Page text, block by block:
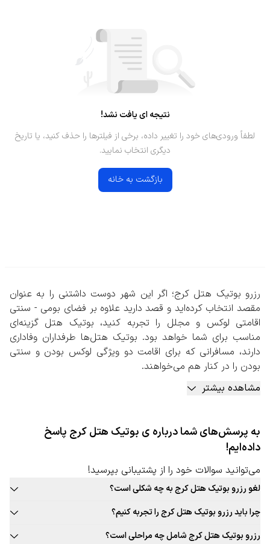
نتیجه ای یافت نشد!
لطفاً ورودی‌های خود را تغییر داده، برخی از فیلترها را حذف کنید، یا تاریخ
دیگری انتخاب نمایید.
بازگشت به خانه
رزرو بوتیک هتل کرج؛ اگر این شهر دوست داشتنی را به عنوان
مقصد انتخاب کرده‌اید و قصد دارید علاوه بر فضای بومی - سنتی
اقامتی لوکس و مجلل را تجربه کنید، بوتیک هتل گزینه‌ای
مناسب برای شما خواهد بود. بوتیک هتل‌ها طرفداران وفاداری
دارند، مسافرانی که برای اقامت دو ویژگی لوکس بودن و سنتی
بودن را در کنار هم می‌خواهند.
با رزرو بوتیک هتل کرج، می توانید از امکاناتی مانند استفاده از
رستوران‌های مجلل با غذاهای سنتی این شهر، اتاق‌هایی لوکس با
خوراکی سنتی و… بهره‌مند شوید. اقامت در بوتیک هتل‌ها
تجربه‌ای نو و جذاب خواهد بود، تجربه‌ای که اقامت در هتل‌های
لوکس را با فضایی سنتی ارائه می‌دهد.
رزرو بوتیک هتل کرج به صورت آنلاین
با توجه به بافت سنتی این شهر پیشنهاد می‌کنیم، حتما در سایت
سفربازی به بررسی و انجام رزرو بوتیک هتل کرج بپردازید.
کارشناسان تامین بوتیک هتل سفربازی، بهترین بوتیک هتل‌های
بعد از گذراندن بررسی‌های متعددی به تایید کارشناسان ما
مشاهده بیشتر
به پرسش‌های شما درباره ی بوتیک هتل کرج پاسخ
داده‌ایم!
می‌توانید سوالات خود را از پشتیبانی بپرسید!
لغو رزرو بوتیک هتل کرج به چه شکلی است؟
قوانین لغو رزرو بوتیک هتل این شهر به صورت ثابت برای تمامی بوتیک هتل
قابل ارائه نیست. حتما در زمان رزرو بوتیک هتل مورد نظر خود به قوانین
لغو توجه کنید.
چرا باید رزرو بوتیک هتل کرج را تجربه کنیم؟
بافت سنتی و جذاب این شهر، غذاهای محلی و بومی جذاب، فرهنگ غنی،
رزرو بوتیک هتل کرج شامل چه مراحلی است؟